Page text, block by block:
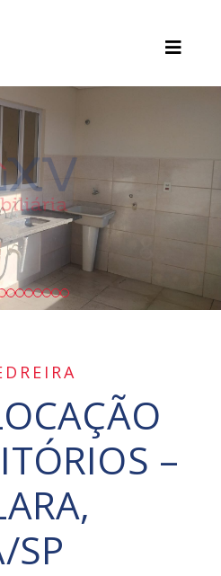
–
SP